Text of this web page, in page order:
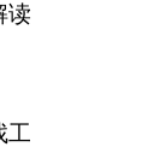
读
工